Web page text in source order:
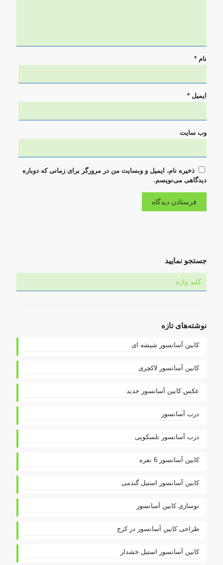
نام *
ایمیل *
وب‌ سایت
ذخیره نام، ایمیل و وبسایت من در مرورگر برای زمانی که دوباره
دیدگاهی می‌نویسم.
جستجو نمایید
نوشته‌های تازه
کابین آسانسور شیشه ای
کابین آسانسور لاکچری
عکس کابین آسانسور جدید
درب آسانسور
درب آسانسور تلسکوپی
کابین آسانسور 6 نفره
کابین آسانسور استیل گندمی
نوسازی کابین آسانسور
طراحی کابین آسانسور در کرج
کابین آسانسور استیل خشدار